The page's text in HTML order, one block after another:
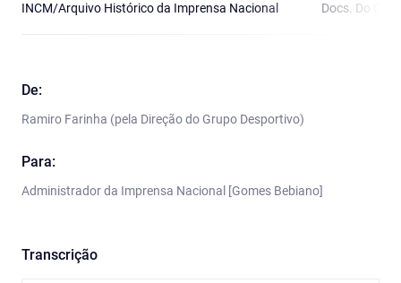
INCM/Arquivo Histórico da Imprensa Nacional
Docs. Do
De:
Ramiro Farinha (pela Direção do Grupo Desportivo)
Para:
Administrador da Imprensa Nacional [Gomes Bebiano]
Transcrição